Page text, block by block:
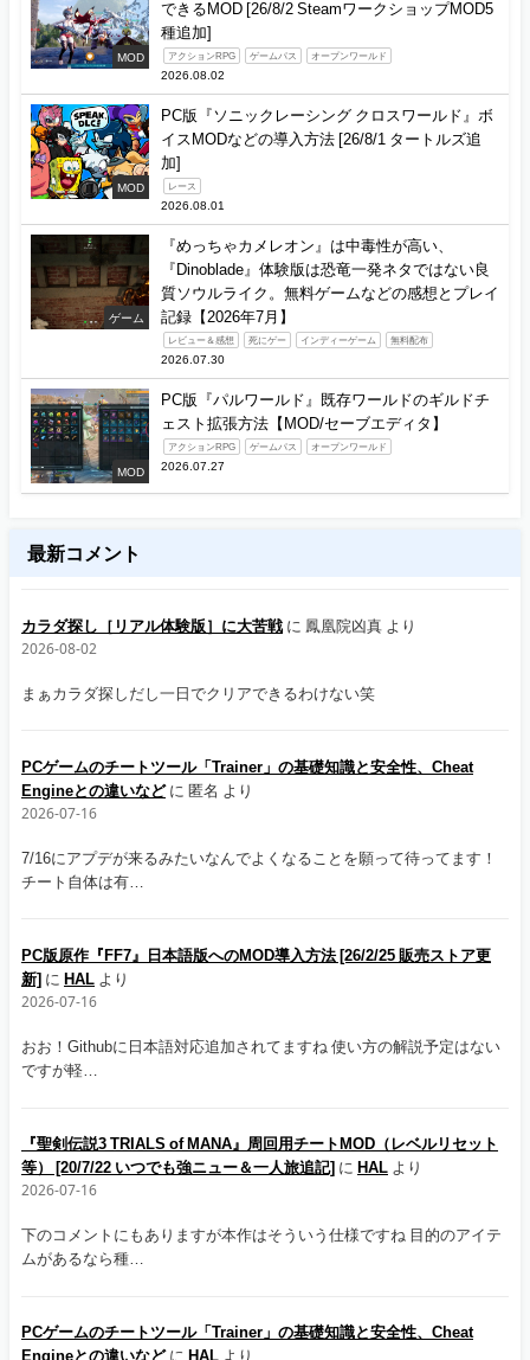
MOD
できるMOD [26/8/2 SteamワークショップMOD5
種追加]
アクションRPG ゲームパス オープンワールド
2026.08.02
MOD
PC版『ソニックレーシング クロスワールド』ボ
イスMODなどの導入方法 [26/8/1 タートルズ追
加]
レース
2026.08.01
ゲーム
『めっちゃカメレオン』は中毒性が高い、
『Dinoblade』体験版は恐竜一発ネタではない良
質ソウルライク。無料ゲームなどの感想とプレイ
記録【2026年7月】
レビュー＆感想 死にゲー インディーゲーム 無料配布
2026.07.30
MOD
PC版『パルワールド』既存ワールドのギルドチ
ェスト拡張方法【MOD/セーブエディタ】
アクションRPG ゲームパス オープンワールド
2026.07.27
最新コメント
カラダ探し［リアル体験版］に大苦戦 に 鳳凰院凶真 より
2026-08-02
まぁカラダ探しだし一日でクリアできるわけない笑
PCゲームのチートツール「Trainer」の基礎知識と安全性、Cheat
Engineとの違いなどに 匿名 より
2026-07-16
7/16にアプデが来るみたいなんでよくなることを願って待ってます！
チート自体は有…
PC版原作『FF7』日本語版へのMOD導入方法 [26/2/25 販売ストア更
新] に HAL より
2026-07-16
おお！Githubに日本語対応追加されてますね 使い方の解説予定はない
ですが軽…
『聖剣伝説3 TRIALS of MANA』周回用チートMOD（レベルリセット
等） [20/7/22 いつでも強ニュー＆一人旅追記] に HAL より
2026-07-16
下のコメントにもありますが本作はそういう仕様ですね 目的のアイテ
ムがあるなら種…
PCゲームのチートツール「Trainer」の基礎知識と安全性、Cheat
Engineとの違いなどに HAL より